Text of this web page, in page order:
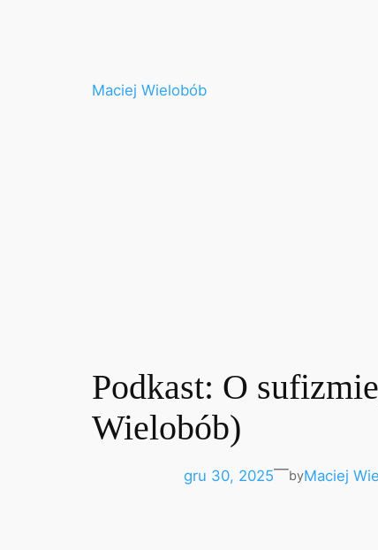
Maciej Wielobób
Podkast: O
Wielobób)
gru 30, 2025—byMaciej